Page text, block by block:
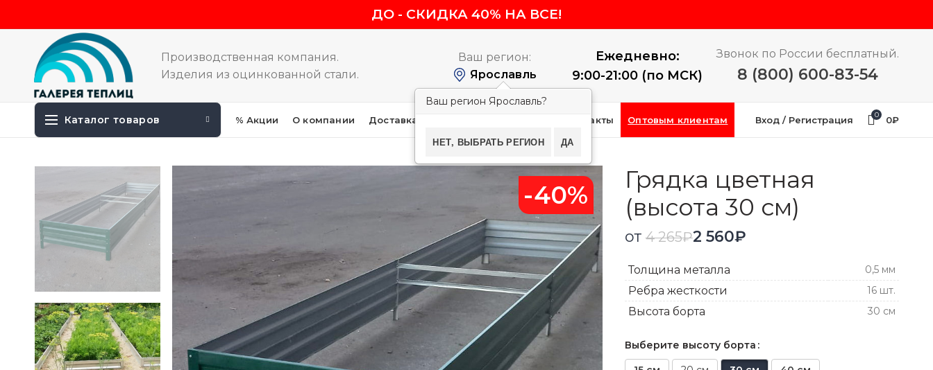
ДО - СКИДКА 40% НА ВСЕ!
Производственная компания.
Изделия из оцинкованной стали.
Ваш регион:
Ярославль
Ваш регион Ярославль?
НЕТ, ВЫБРАТЬ РЕГИОН ДА
Ежедневно:
9:00-21:00 (по МСК)
Звонок по России бесплатный.
8 (800) 600-83-54
Каталог товаров % Акции О компании Доставка и оплата Контакты Оптовым клиентам Вход / Регистрация 0 0₽
-40%
Грядка цветная
(высота 30 см)
от 4 265₽2 560₽
Толщина металла 0,5 мм
Ребра жесткости 16 шт.
Высота борта 30 см
Выберите высоту борта